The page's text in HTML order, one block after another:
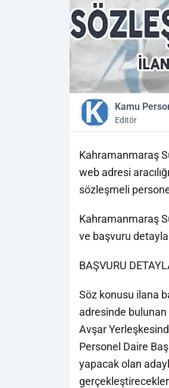
Kamu
Editör
Kahramanmaraş
web adresi
sözleşmeli
Kahramanmaraş
ve başvuru
BAŞVURU
Söz konusu ilana
adresinde
Avşar
Personel Daire
yapacak olan